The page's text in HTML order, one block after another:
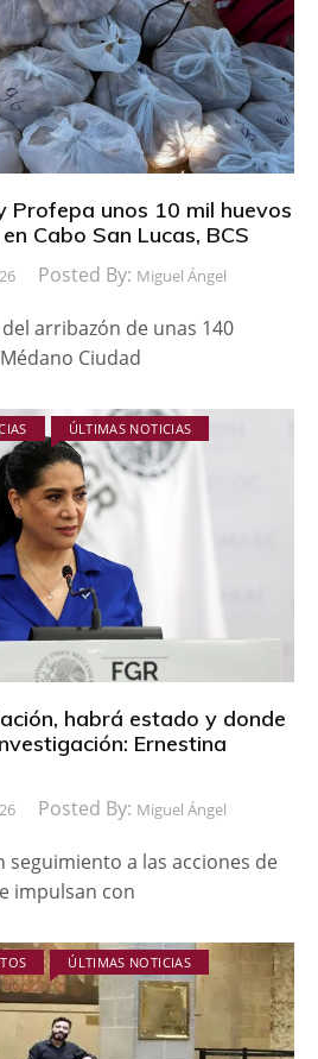
Profepa unos 10 mil huevos
Cabo San Lucas, BCS
Posted By: Miguel Ángel
arribazón de unas 140
Ciudad
ÚLTIMAS NOTICIAS
habrá estado y donde
Ernestina
Posted By: Miguel Ángel
seguimiento a las acciones de
impulsan con
ÚLTIMAS NOTICIAS